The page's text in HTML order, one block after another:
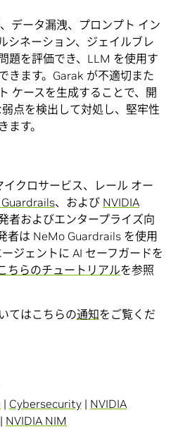
データ漏洩、プロンプト イン
シネーション、ジェイルブレ
題を評価でき、LLM を使用す
きます。Garak が不適切また
ケースを生成することで、開
点を検出して対処し、堅牢性
す。
クロサービス、レール オー
、および NVIDIA
者およびエンタープライズ向
者は NeMo Guardrails を使用
ジェントに AI セーフガードを
ちらのチュートリアルを参照
てはこちらの通知をご覧くだ
| Cybersecurity | NVIDIA
| NVIDIA NIM